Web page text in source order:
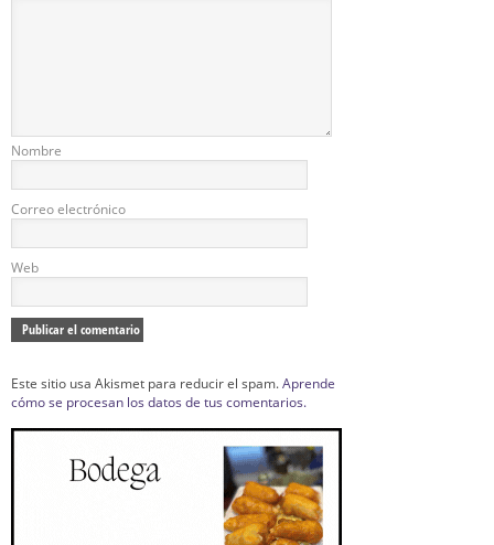
Nombre
Correo electrónico
Web
Este sitio usa Akismet para reducir el spam.Aprende
cómo se procesan los datos de tus comentarios.